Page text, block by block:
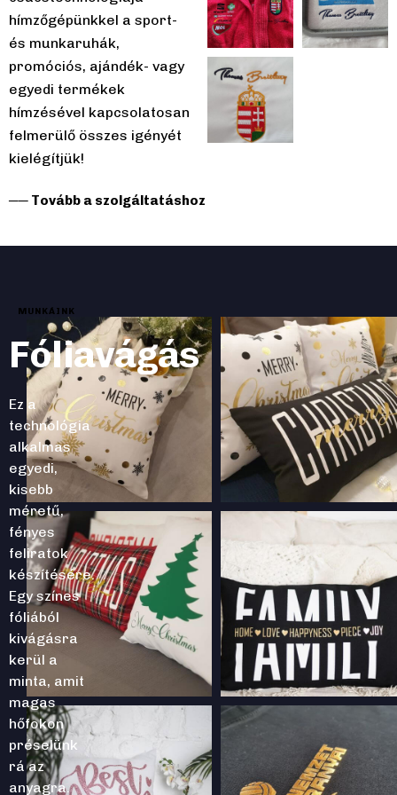
hímzőgépünkkel a sport-
és munkaruhák,
promóciós, ajándék- vagy
egyedi termékek
hímzésével kapcsolatosan
felmerülő összes igényét
kielégítjük!
── Tovább a szolgáltatáshoz
MUNKÁINK
Fóliavágás
Ez a
technológia
alkalmas
egyedi,
kisebb
méretű,
fényes
feliratok
készítésére.
Egy színes
fóliából
kivágásra
kerül a
minta, amit
magas
hőfokon
préselünk
rá az
anyagra.